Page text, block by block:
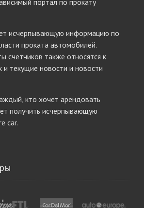
исчерпывающую информацию по
проката автомобилей.
счетчиков также относятся к
и текущие новости и новости
кто хочет арендовать
получить исчерпывающую
car.